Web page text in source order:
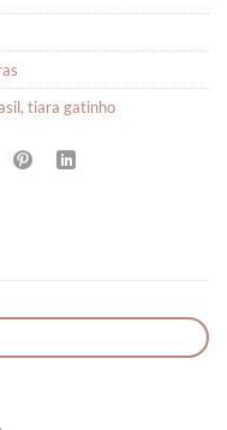
, tiara gatinho